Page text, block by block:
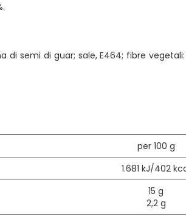
semi di guar; sale, E464; fibre
per 100 g
1.681 kJ/402
15 g
2,2 g